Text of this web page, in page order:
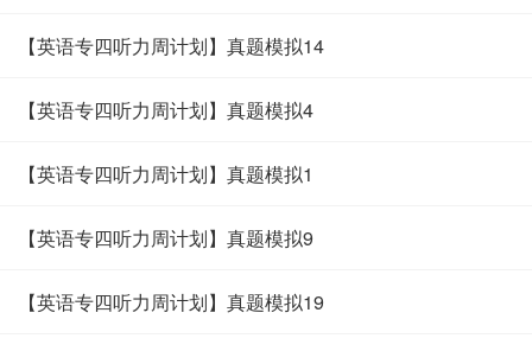
【英语专四听力周计划】真题模拟14
【英语专四听力周计划】真题模拟4
【英语专四听力周计划】真题模拟1
【英语专四听力周计划】真题模拟9
【英语专四听力周计划】真题模拟19